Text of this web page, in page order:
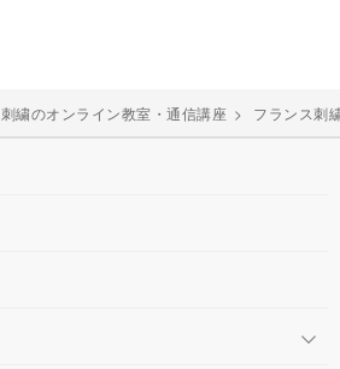
刺繍のオンライン教室・通信講座 > フランス刺